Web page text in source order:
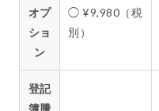
オプ
ショ
ン
◯ ¥9,980（税
別）
登記
簿謄